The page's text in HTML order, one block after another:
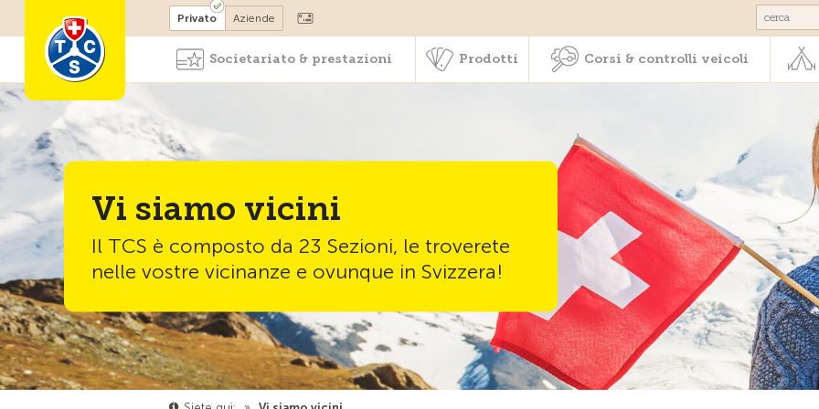
Diventare socio Corsi & controlli
Privato Aziende
Societariato & prestazioni Prodotti Corsi & controlli veicoli
Vi siamo vicini
Il TCS è composto da 23 Sezioni, le troverete
nelle vostre vicinanze e ovunque in Svizzera!